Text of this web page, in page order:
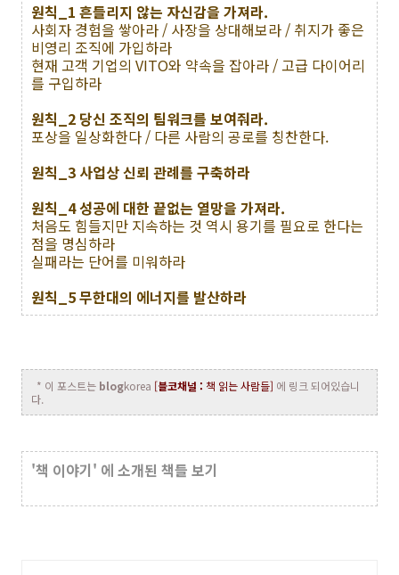
원칙_1 흔들리지 않는 자신감을 가져라.
사회자 경험을 쌓아라 / 사장을 상대해보라 / 취지가 좋은
비영리 조직에 가입하라
현재 고객 기업의 VITO와 약속을 잡아라 / 고급 다이어리
를 구입하라
원칙_2 당신 조직의 팀워크를 보여줘라.
포상을 일상화한다 / 다른 사람의 공로를 칭찬한다.
원칙_3 사업상 신뢰 관례를 구축하라
원칙_4 성공에 대한 끝없는 열망을 가져라.
처음도 힘들지만 지속하는 것 역시 용기를 필요로 한다는
점을 명심하라
실패라는 단어를 미워하라
원칙_5 무한대의 에너지를 발산하라
* 이 포스트는 blogkorea [블코채널 : 책 읽는 사람들] 에 링크 되어있습니
다.
'책 이야기' 에 소개된 책들 보기